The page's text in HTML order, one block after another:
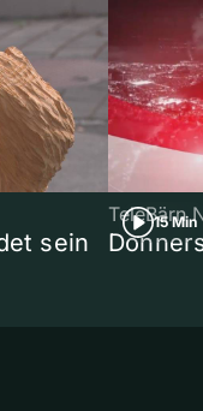
sein
15 Min
TeleBärn